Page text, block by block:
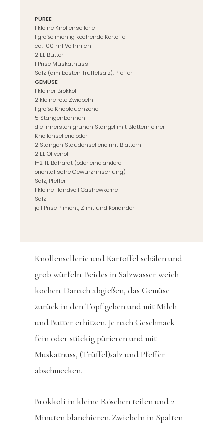
PÜREE
1 kleine Knollensellerie
1 große mehlig kochende Kartoffel
ca. 100 ml Vollmilch
2 EL Butter
1 Prise Muskatnuss
Salz (am besten Trüffelsalz), Pfeffer
GEMÜSE
1 kleiner Brokkoli
2 kleine rote Zwiebeln
1 große Knoblauchzehe
5 Stangenbohnen
die innersten grünen Stängel mit Blättern einer
Knollensellerie oder
2 Stangen Staudensellerie mit Blättern
2 EL Olivenöl
1-2 TL Baharat (oder eine andere
orientalische Gewürzmischung)
Salz, Pfeffer
1 kleine Handvoll Cashewkerne
Salz
je 1 Prise Piment, Zimt und Koriander
Knollensellerie und Kartoffel schälen und
grob würfeln. Beides in Salzwasser weich
kochen. Danach abgießen, das Gemüse
zurück in den Topf geben und mit Milch
und Butter erhitzen. Je nach Geschmack
fein oder stückig pürieren und mit
Muskatnuss, (Trüffel)salz und Pfeffer
abschmecken.
Brokkoli in kleine Röschen teilen und 2
Minuten blanchieren. Zwiebeln in Spalten